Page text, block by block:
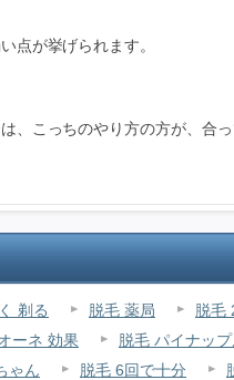
点が挙げられます。
、こっちのやり方の方が、合っ
剃る 脱毛 薬局
脱毛
ーネ 効果 脱毛 パイナッ
ゃん 脱毛 6回で十分